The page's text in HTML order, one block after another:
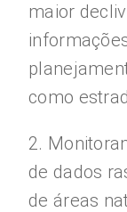
maior
como
2.
de dados
de áreas